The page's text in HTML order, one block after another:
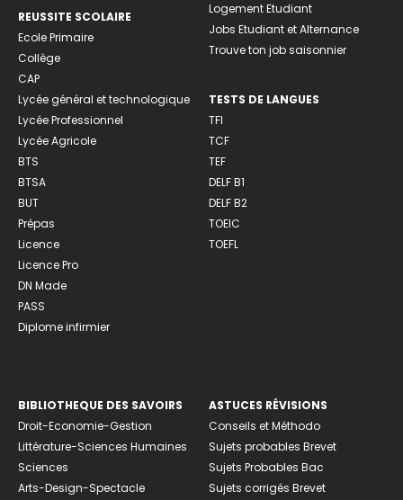
REUSSITE SCOLAIRE
Ecole Primaire
Collège
CAP
Lycée général et technologique
Lycée Professionnel
Lycée Agricole
BTS
BTSA
BUT
Prépas
Licence
Licence Pro
DN Made
PASS
Diplome infirmier
Logement Etudiant
Jobs Etudiant et Alternance
Trouve ton job saisonnier
TESTS DE LANGUES
TFI
TCF
TEF
DELF B1
DELF B2
TOEIC
TOEFL
BIBLIOTHEQUE DES SAVOIRS
Droit-Economie-Gestion
Littérature-Sciences Humaines
Sciences
Arts-Design-Spectacle
ASTUCES RÉVISIONS
Conseils et Méthodo
Sujets probables Brevet
Sujets Probables Bac
Sujets corrigés Brevet